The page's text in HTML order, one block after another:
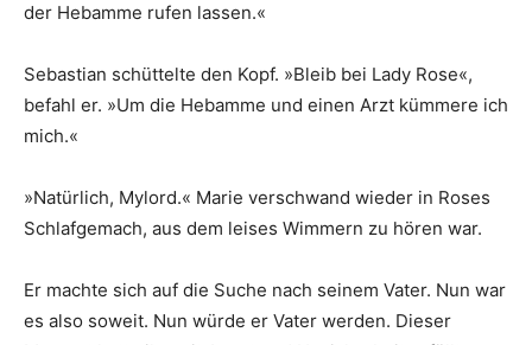
der Hebamme rufen lassen.«
Sebastian schüttelte den Kopf. »Bleib bei Lady Rose«,
befahl er. »Um die Hebamme und einen Arzt kümmere ich
mich.«
»Natürlich, Mylord.« Marie verschwand wieder in Roses
Schlafgemach, aus dem leises Wimmern zu hören war.
Er machte sich auf die Suche nach seinem Vater. Nun war
es also soweit. Nun würde er Vater werden. Dieser